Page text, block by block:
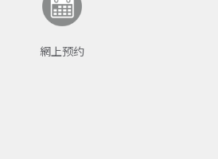
網上预约